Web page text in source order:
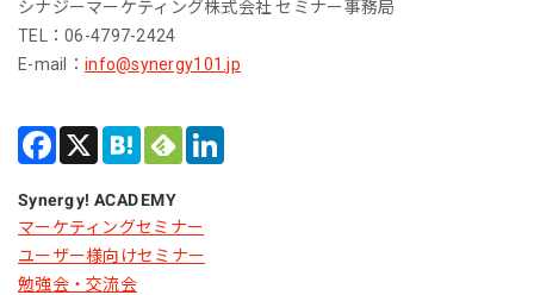
シナジーマーケティング株式会社 セミナー事務局
TEL：06-4797-2424
E-mail： info@synergy101.jp
Synergy! ACADEMY
マーケティングセミナー
ユーザー様向けセミナー
勉強会・交流会